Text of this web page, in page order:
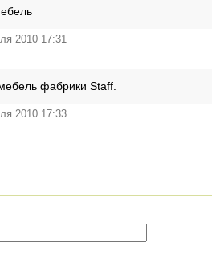
2010 17:31
фабрики Staff.
2010 17:33